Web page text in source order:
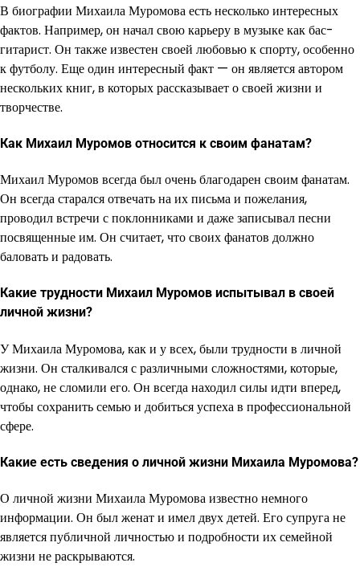
В биографии Михаила Муромова есть несколько интересных
фактов. Например, он начал свою карьеру в музыке как бас-
гитарист. Он также известен своей любовью к спорту, особенно
к футболу. Еще один интересный факт — он является автором
нескольких книг, в которых рассказывает о своей жизни и
творчестве.
Как Михаил Муромов относится к своим фанатам?
Михаил Муромов всегда был очень благодарен своим фанатам.
Он всегда старался отвечать на их письма и пожелания,
проводил встречи с поклонниками и даже записывал песни
посвященные им. Он считает, что своих фанатов должно
баловать и радовать.
Какие трудности Михаил Муромов испытывал в своей
личной жизни?
У Михаила Муромова, как и у всех, были трудности в личной
жизни. Он сталкивался с различными сложностями, которые,
однако, не сломили его. Он всегда находил силы идти вперед,
чтобы сохранить семью и добиться успеха в профессиональной
сфере.
Какие есть сведения о личной жизни Михаила Муромова?
О личной жизни Михаила Муромова известно немного
информации. Он был женат и имел двух детей. Его супруга не
является публичной личностью и подробности их семейной
жизни не раскрываются.